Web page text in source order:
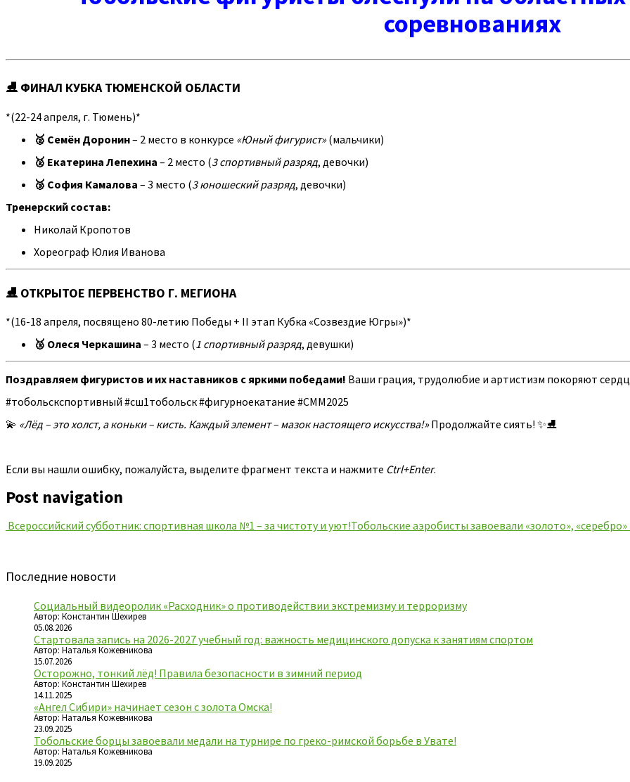
соревнованиях
⛸ ФИНАЛ КУБКА ТЮМЕНСКОЙ ОБЛАСТИ
*(22-24 апреля, г. Тюмень)*
🥈 Семён Доронин– 2 место в конкурсе «Юный фигурист»(мальчики)
🥈 Екатерина Лепехина – 2 место (3 спортивный разряд, девочки)
🥉 София Камалова – 3 место (3 юношеский разряд, девочки)
Тренерский состав:
Николай Кропотов
Хореограф Юлия Иванова
⛸ ОТКРЫТОЕ ПЕРВЕНСТВО Г. МЕГИОНА
*(16-18 апреля, посвящено 80-летию Победы + II этап Кубка «Созвездие Югры»)*
🥉 Олеся Черкашина – 3 место (1 спортивный разряд, девушки)
Поздравляем фигуристов и их наставников с яркими победами! Ваши грация, трудолюбие и артистизм покоряют
#тобольскспортивный #сш1тобольск #фигурноекатание #СММ2025
💫 «Лёд – это холст, а коньки – кисть. Каждый элемент – мазок настоящего искусства!»Продолжайте сиять! ✨⛸️
Если вы нашли ошибку, пожалуйста, выделите фрагмент текста и нажмите Ctrl+Enter.
Post navigation
Всероссийский субботник: спортивная школа №1 – за чистоту и уют!Тобольские аэробисты завоевали «золото»,
Последние новости
Социальный видеоролик «Расходник» о противодействии экстремизму и терроризму
Автор: Константин Шехирев
05.08.2026
Стартовала запись на 2026-2027 учебный год: важность медицинского допуска к занятиям спортом
Автор: Наталья Кожевникова
15.07.2026
Осторожно, тонкий лёд! Правила безопасности в зимний период
Автор: Константин Шехирев
14.11.2025
«Ангел Сибири» начинает сезон с золота Омска!
Автор: Наталья Кожевникова
23.09.2025
Тобольские борцы завоевали медали на турнире по греко-римской борьбе в Увате!
Автор: Наталья Кожевникова
19.09.2025